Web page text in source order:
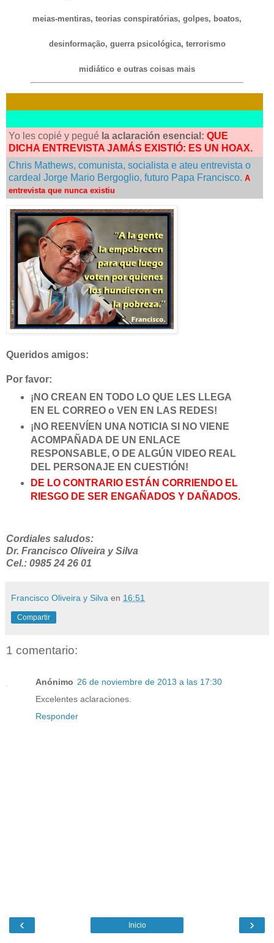
meias-mentiras, teorias conspiratórias, golpes, boatos,
desinformação, guerra psicológica, terrorismo
midiático e outras coisas mais
Yo les copié y pegué la aclaración esencial: QUE
DICHA ENTREVISTA JAMÁS EXISTIÓ: ES UN HOAX.
Chris Mathews, comunista, socialista e ateu entrevista o
cardeal Jorge Mario Bergoglio, futuro Papa Francisco. A
entrevista que nunca existiu
Queridos amigos:
Por favor:
¡NO CREAN EN TODO LO QUE LES LLEGA
EN EL CORREO o VEN EN LAS REDES!
¡NO REENVÍEN UNA NOTICIA SI NO VIENE
ACOMPAÑADA DE UN ENLACE
RESPONSABLE, O DE ALGÚN VIDEO REAL
DEL PERSONAJE EN CUESTIÓN!
DE LO CONTRARIO ESTÁN CORRIENDO EL
RIESGO DE SER ENGAÑADOS Y DAÑADOS.
Cordiales saludos:
Dr. Francisco Oliveira y Silva
Cel.: 0985 24 26 01
Francisco Oliveira y Silva en 16:51
Compartir
1 comentario:
Anónimo 26 de noviembre de 2013 a las 17:30
Excelentes aclaraciones.
Responder
‹ ›
Inicio